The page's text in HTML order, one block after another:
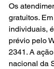
Os
gratuitos.
individuais,
prévio pelo
2341. A
nacional da